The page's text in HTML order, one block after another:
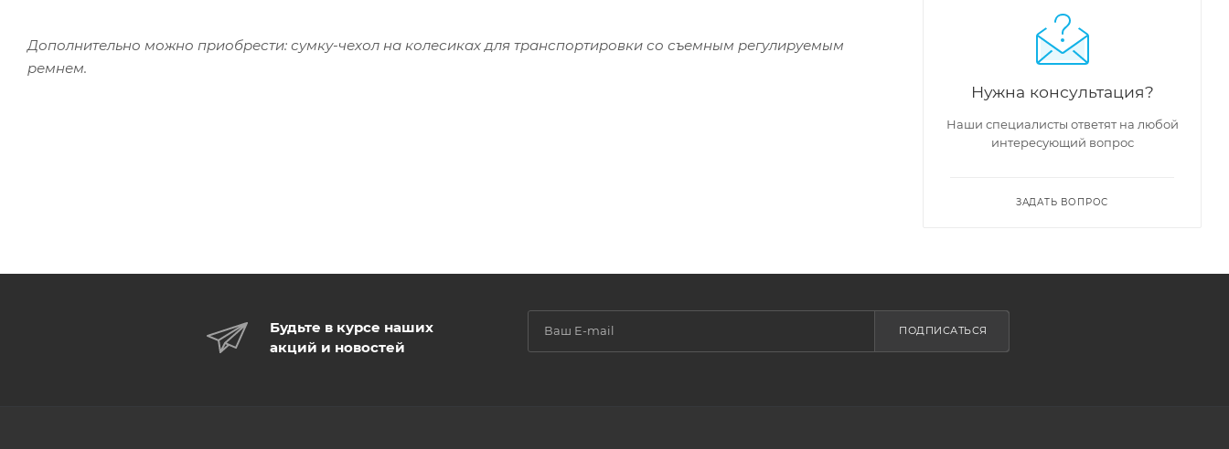
Дополнительно можно приобрести: сумку-чехол на колесиках для транспортировки со съемным регулируемым
ремнем.
Нужна консультация?
Наши специалисты ответят на любой
интересующий вопрос
ЗАДАТЬ ВОПРОС
Будьте в курсе наших
акций и новостей
ПОДПИСАТЬСЯ